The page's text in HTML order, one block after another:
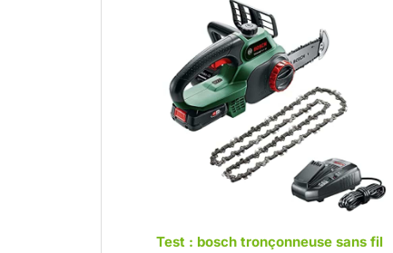
Test : bosch tronçonneuse sans fil